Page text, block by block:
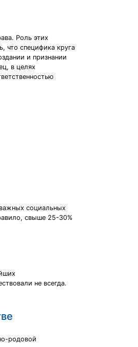
Роль этих
что специфика круга
и признании
в целях
социальных
свыше 25-30%
не всегда.
родовой